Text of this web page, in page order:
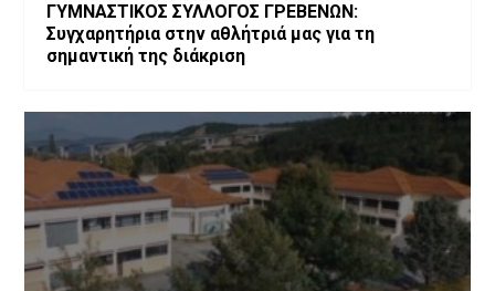
ΓΥΜΝΑΣΤΙΚΟΣ ΣΥΛΛΟΓΟΣ ΓΡΕΒΕΝΩΝ:
Συγχαρητήρια στην αθλήτριά μας για τη
σημαντική της διάκριση